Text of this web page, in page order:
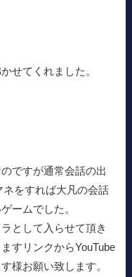
せてくれました。
ですが通常会話の出
をすれば大凡の会話
ームでした。
として入らせて頂き
すリンクからYouTube
様お願い致します。